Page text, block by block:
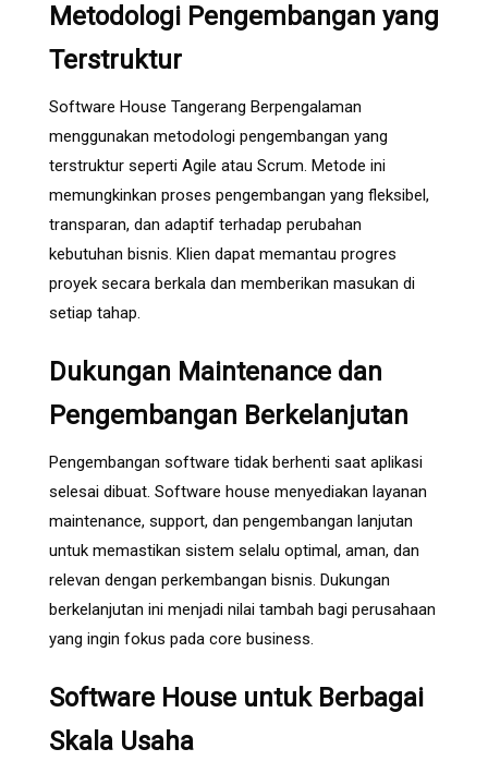
Metodologi Pengembangan yang
Terstruktur
Software House Tangerang Berpengalaman
menggunakan metodologi pengembangan yang
terstruktur seperti Agile atau Scrum. Metode ini
memungkinkan proses pengembangan yang fleksibel,
transparan, dan adaptif terhadap perubahan
kebutuhan bisnis. Klien dapat memantau progres
proyek secara berkala dan memberikan masukan di
setiap tahap.
Dukungan Maintenance dan
Pengembangan Berkelanjutan
Pengembangan software tidak berhenti saat aplikasi
selesai dibuat. Software house menyediakan layanan
maintenance, support, dan pengembangan lanjutan
untuk memastikan sistem selalu optimal, aman, dan
relevan dengan perkembangan bisnis. Dukungan
berkelanjutan ini menjadi nilai tambah bagi perusahaan
yang ingin fokus pada core business.
Software House untuk Berbagai
Skala Usaha